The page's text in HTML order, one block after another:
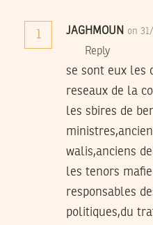
1 JAGHMOUN on
Reply
se sont eux les
reseaux de la
les sbires de
walis,anciens
les tenors
responsables
politiques,du